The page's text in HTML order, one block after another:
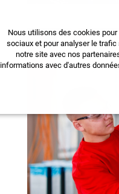
Nous utilisons des cookies
sociaux et pour analyser le
notre site avec nos
informations avec d'autres